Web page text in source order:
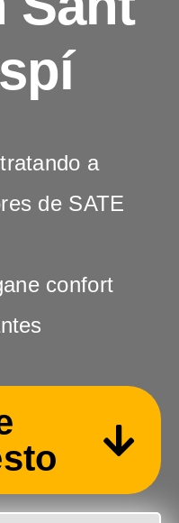
a
de SATE
confort